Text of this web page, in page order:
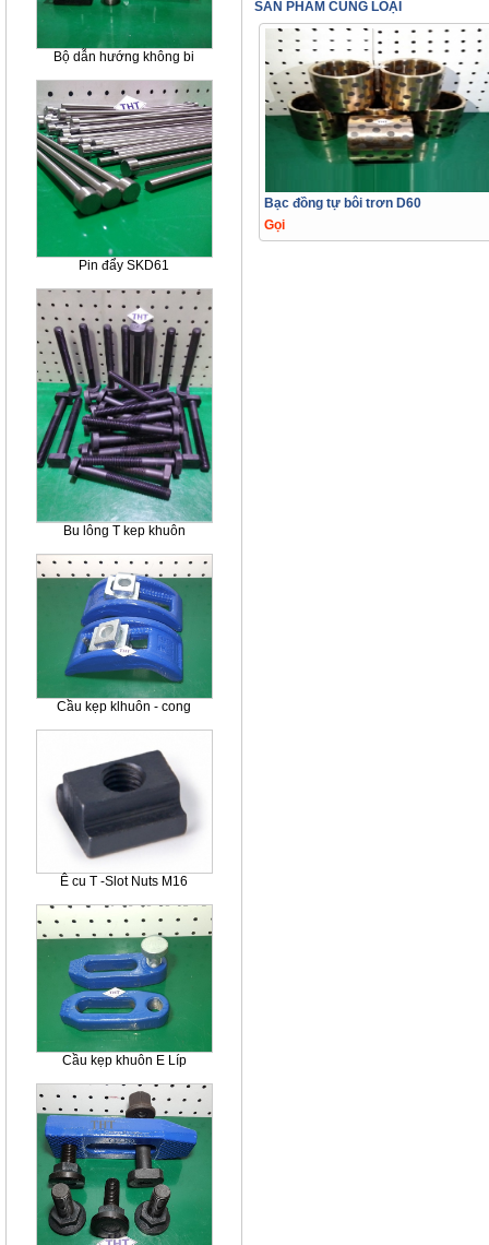
Bộ dẫn hướng không bi
Pin đẩy SKD61
Bu lông T kep khuôn
Cầu kẹp klhuôn - cong
Ê cu T -Slot Nuts M16
Cầu kẹp khuôn E Líp
SẢN PHẨM CÙNG LOẠI
Bạc đồng tự bôi trơn D60
Gọi